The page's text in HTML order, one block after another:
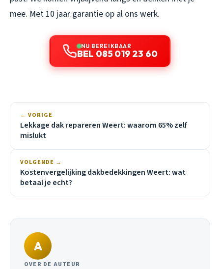
mee. Met 10 jaar garantie op al ons werk.
NU BEREIKBAAR
BEL 085 019 23 60
← VORIGE
Lekkage dak repareren Weert: waarom 65% zelf
mislukt
VOLGENDE →
Kostenvergelijking dakbedekkingen Weert: wat
betaal je echt?
A
OVER DE AUTEUR